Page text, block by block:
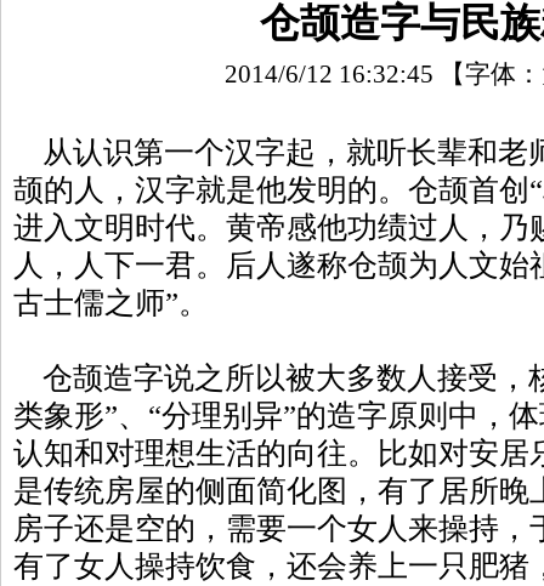
仓颉造字与民
2014/6/12 16:32:45 【字体：
从认识第一个汉字起，就听长辈和老
颉的人，汉字就是他发明的。仓颉首创
进入文明时代。黄帝感他功绩过人，乃
人，人下一君。后人遂称仓颉为人文始
古士儒之师”。
仓颉造字说之所以被大多数人接受，
类象形”、“分理别异”的造字原则中，
认知和对理想生活的向往。比如对安居
是传统房屋的侧面简化图，有了居所晚
房子还是空的，需要一个女人来操持，
有了女人操持饮食，还会养上一只肥猪